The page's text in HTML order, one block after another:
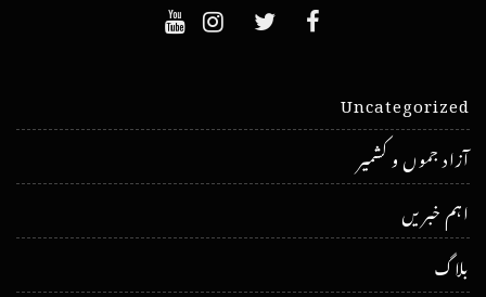
Uncategorized
آزاد جموں و کشمیر
اہم خبریں
بلاگ